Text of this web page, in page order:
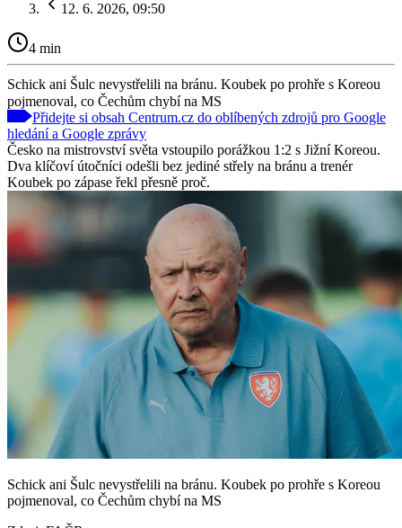
12. 6. 2026, 09:50
4 min
Schick ani Šulc nevystřelili na bránu. Koubek po prohře s Koreou
pojmenoval, co Čechům chybí na MS
Přidejte si obsah Centrum.cz do oblíbených zdrojů pro Google
hledání a Google zprávy
Česko na mistrovství světa vstoupilo porážkou 1:2 s Jižní Koreou.
Dva klíčoví útočníci odešli bez jediné střely na bránu a trenér
Koubek po zápase řekl přesně proč.
Schick ani Šulc nevystřelili na bránu. Koubek po prohře s Koreou
pojmenoval, co Čechům chybí na MS